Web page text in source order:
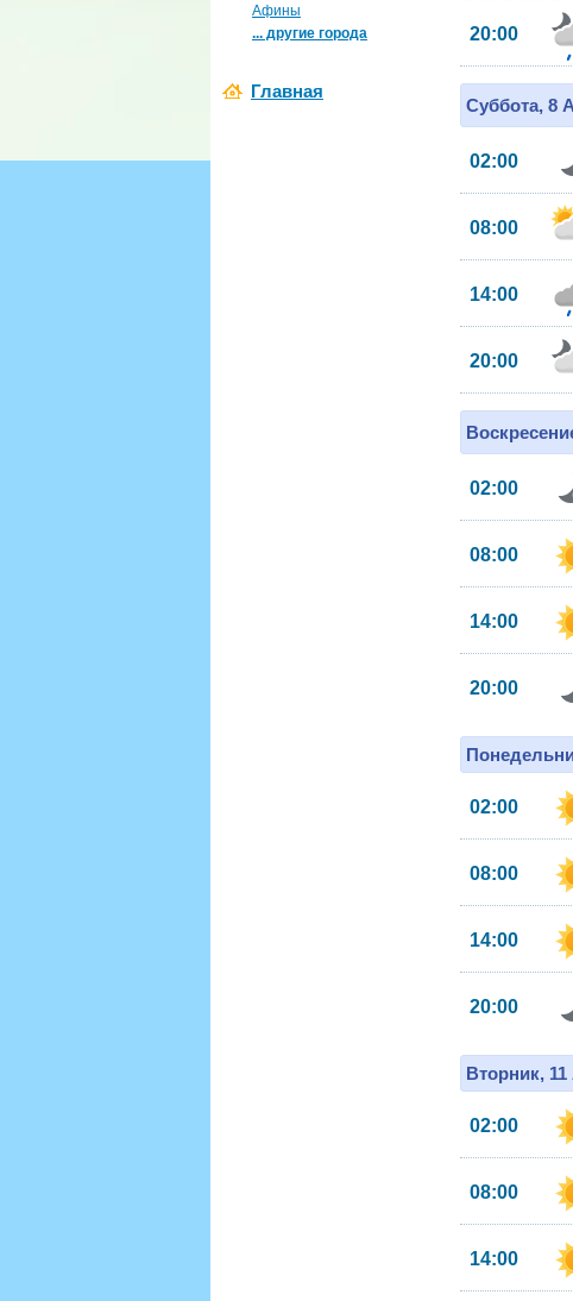
Афины
... другие города
Главная
20:00
Суббота, 8
02:00
08:00
14:00
20:00
02:00
08:00
14:00
20:00
02:00
08:00
14:00
20:00
Вторник, 11
02:00
08:00
14:00